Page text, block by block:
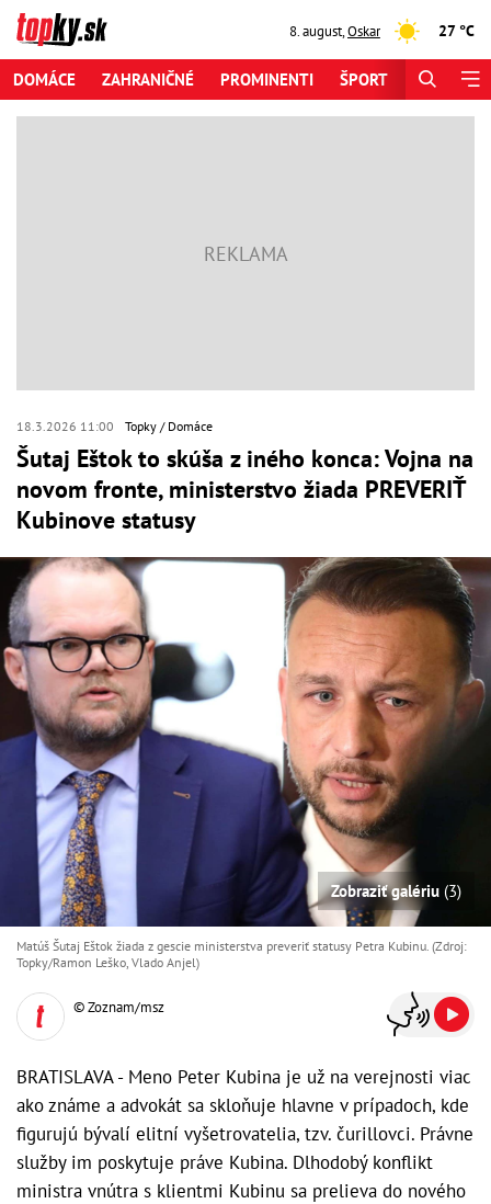
8. august,Oskar 27 °C
DOMÁCE ZAHRANIČNÉ PROMINENTI ŠPORT
18.3.2026 11:00 Topky Domáce
Šutaj Eštok to skúša z iného konca: Vojna na
novom fronte, ministerstvo žiada PREVERIŤ
Kubinove statusy
Zobraziť galériu (3)
Matúš Šutaj Eštok žiada z gescie ministerstva preveriť statusy Petra Kubinu. (Zdroj:
Topky/Ramon Leško, Vlado Anjel)
© Zoznam/msz
BRATISLAVA - Meno Peter Kubina je už na verejnosti viac
ako známe a advokát sa skloňuje hlavne v prípadoch, kde
figurujú bývalí elitní vyšetrovatelia, tzv. čurillovci. Právne
služby im poskytuje práve Kubina. Dlhodobý konflikt
ministra vnútra s klientmi Kubinu sa prelieva do nového